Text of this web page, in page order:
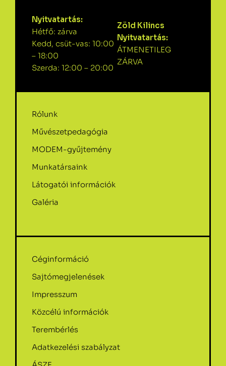
Nyitvatartás:
Hétfő: zárva
Kedd, csüt-vas: 10:00
– 18:00
Szerda: 12:00 – 20:00
Zöld Kilincs
Nyitvatartás:
ÁTMENETILEG
ZÁRVA
Rólunk
Művészetpedagógia
MODEM-gyűjtemény
Munkatársaink
Látogatói információk
Galéria
Céginformáció
Sajtómegjelenések
Impresszum
Közcélú információk
Terembérlés
Adatkezelési szabályzat